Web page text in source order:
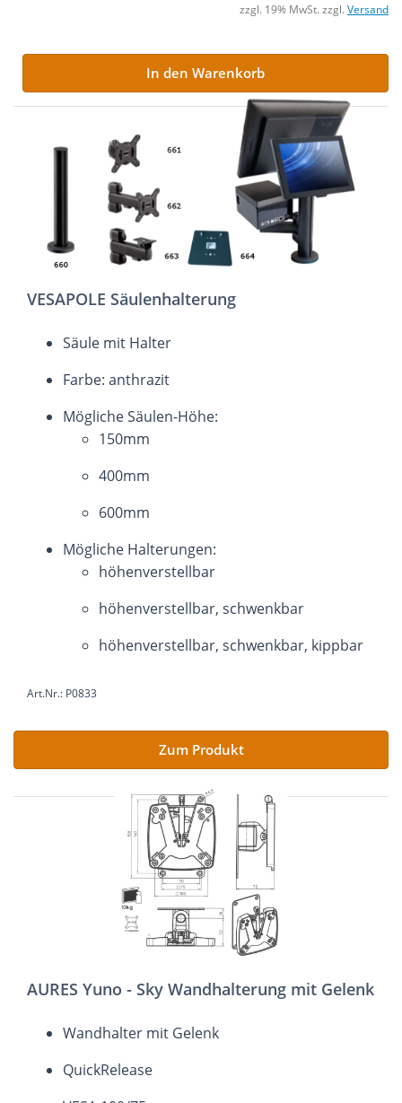
zzgl. 19% MwSt. zzgl. Versand
In den Warenkorb
VESAPOLE Säulenhalterung
Säule mit Halter
Farbe: anthrazit
Mögliche Säulen-Höhe:
150mm
400mm
600mm
Mögliche Halterungen:
höhenverstellbar
höhenverstellbar, schwenkbar
höhenverstellbar, schwenkbar, kippbar
Art.Nr.: P0833
Zum Produkt
AURES Yuno - Sky Wandhalterung mit Gelenk
Wandhalter mit Gelenk
QuickRelease